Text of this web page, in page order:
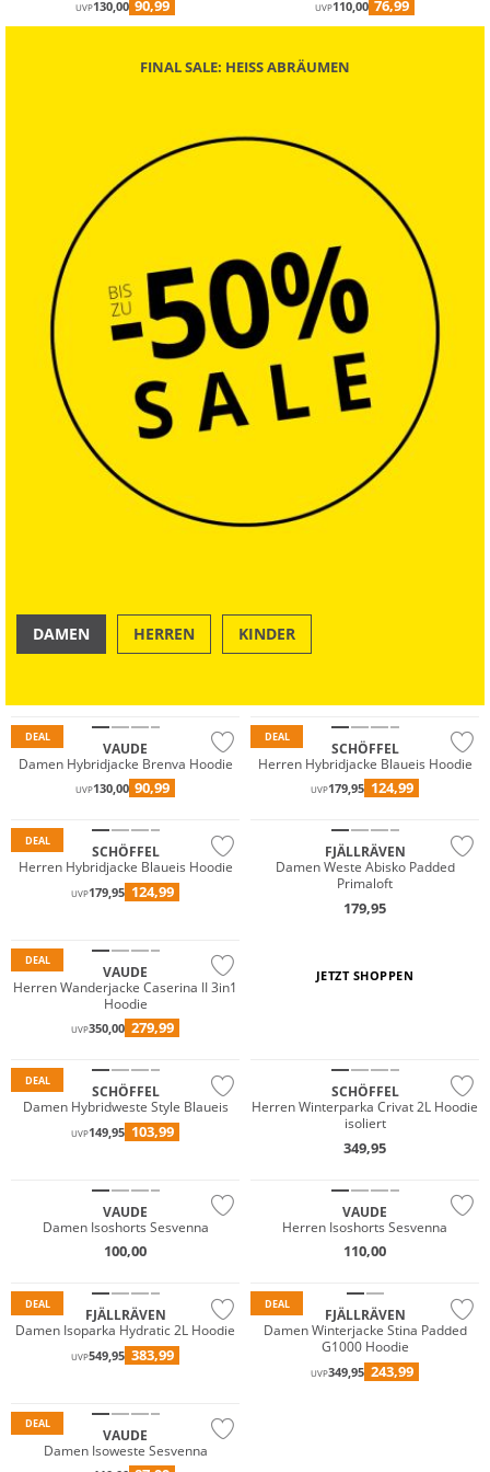
UVP130,00 90,99 UVP110,00 76,99
FINAL SALE: HEISS ABRÄUMEN
DAMEN HERREN KINDER
DEAL
VAUDE
Damen Hybridjacke Brenva Hoodie
UVP130,00 90,99
DEAL
Große Größen
SCHÖFFEL
Herren Hybridjacke Blaueis Hoodie
UVP179,95 124,99
DEAL
Große Größen
Primaloft®
SCHÖFFEL
Herren Hybridjacke Blaueis Hoodie
UVP179,95 124,99
Primaloft®
FJÄLLRÄVEN
Damen Weste Abisko Padded
Primaloft
179,95
DEAL
Wasserfest
VAUDE
Herren Wanderjacke Caserina II 3in1
Hoodie
UVP350,00 279,99
JETZT SHOPPEN
DEAL
SCHÖFFEL
Damen Hybridweste Style Blaueis
UVP149,95 103,99
SCHÖFFEL
Herren Winterparka Crivat 2L Hoodie
isoliert
349,95
Primaloft®
VAUDE
Damen Isoshorts Sesvenna
100,00
VAUDE
Herren Isoshorts Sesvenna
110,00
DEAL
Primaloft®
FJÄLLRÄVEN
Damen Isoparka Hydratic 2L Hoodie
UVP549,95 383,99
DEAL
Primaloft®
FJÄLLRÄVEN
Damen Winterjacke Stina Padded
G1000 Hoodie
UVP349,95 243,99
DEAL
Primaloft®
VAUDE
Damen Isoweste Sesvenna